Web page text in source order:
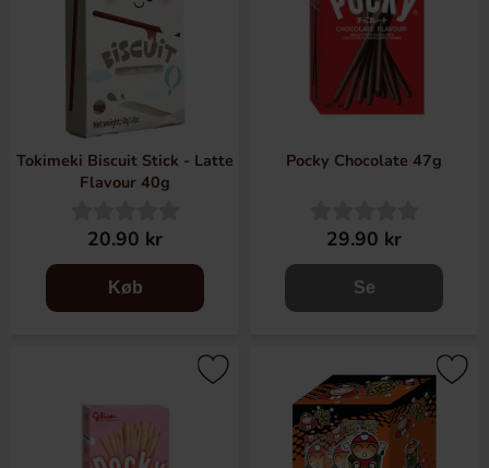
Tokimeki Biscuit Stick - Latte
Flavour 40g
20.90 kr
Køb
Pocky Chocolate 47g
29.90 kr
Se